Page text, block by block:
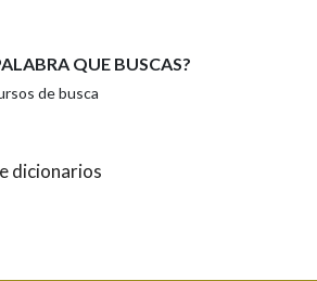
que aparece na imaxe:
QUE BUSCAS?
de busca
dicionarios